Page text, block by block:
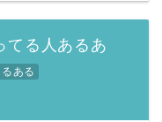
てる人あるあ
ある